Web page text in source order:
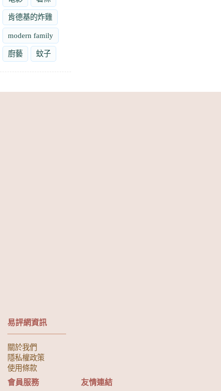
肯德基的炸雞
modern family
廚藝 蚊子
易評網資訊
關於我們
隱私權政策
使用條款
會員服務 友情連結